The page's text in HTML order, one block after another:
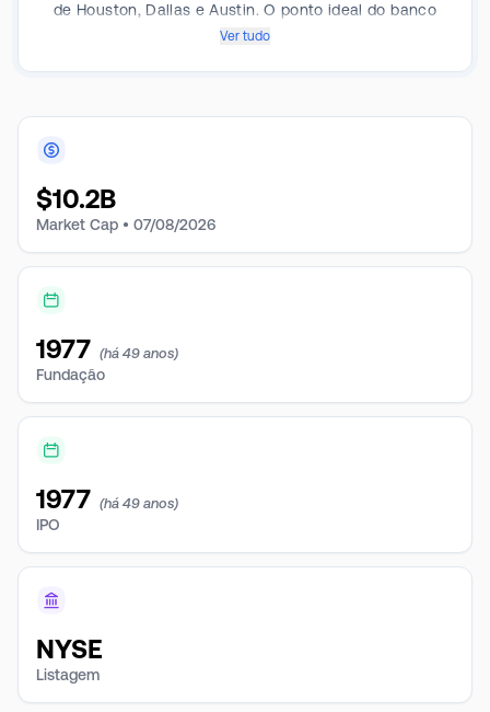
de Houston, Dallas e Austin. O ponto ideal do banco
são clientes comerciais pequenos e médios do Texas.
Ver tudo
$10.2B
Market Cap • 07/08/2026
1977 (há 49 anos)
Fundação
1977 (há 49 anos)
IPO
NYSE
Listagem